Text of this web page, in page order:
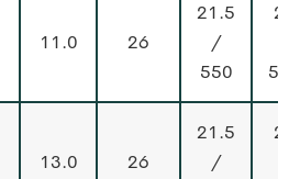
11.0 26
21.5
/
550
13.0 26
21.5
/